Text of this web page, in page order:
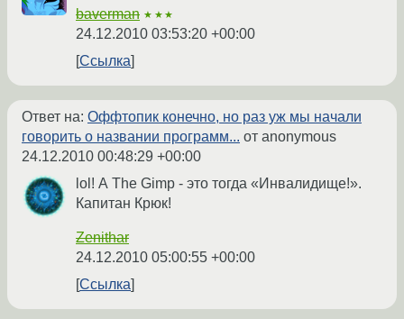
baverman ★★★
24.12.2010 03:53:20 +00:00
Ссылка
Ответ на: Оффтопик конечно, но раз уж мы начали
говорить о названии программ... от anonymous
24.12.2010 00:48:29 +00:00
lol! А The Gimp - это тогда «Инвалидище!».
Капитан Крюк!
Zenithar
24.12.2010 05:00:55 +00:00
Ссылка